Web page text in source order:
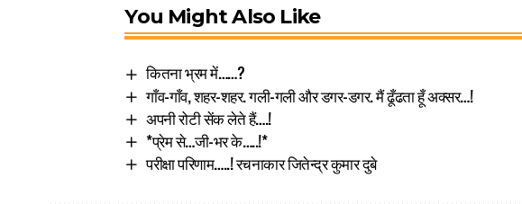
You Might Also Like
कितना भ्रम में……?
गाँव-गाँव, शहर-शहर. गली-गली और डगर-डगर. मैं ढूँढता हूँ अक्सर…!
अपनी रोटी सेंक लेते हैं….!
*प्रेम से…जी-भर के…..!*
परीक्षा परिणाम…..! रचनाकार जितेन्द्र कुमार दुबे